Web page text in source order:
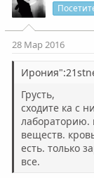
28 Мар 2016
Грусть,
сходите ка с
лабораторию.
веществ.
есть. только
все.